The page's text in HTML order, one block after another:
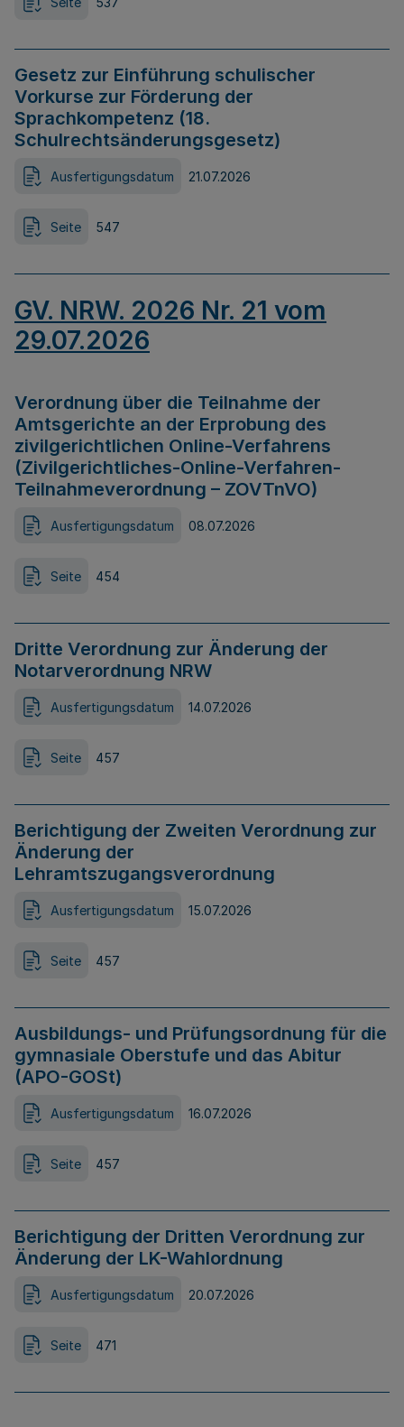
Gesetz zur Einführung schulischer
Vorkurse zur Förderung der
Sprachkompetenz (18.
Schulrechtsänderungsgesetz)
Ausfertigungsdatum 21.07.2026
Seite 547
GV. NRW. 2026 Nr. 21 vom
29.07.2026
Verordnung über die Teilnahme der
Amtsgerichte an der Erprobung des
zivilgerichtlichen Online-Verfahrens
(Zivilgerichtliches-Online-Verfahren-
Teilnahmeverordnung – ZOVTnVO)
Ausfertigungsdatum 08.07.2026
Seite 454
Dritte Verordnung zur Änderung der
Notarverordnung NRW
Ausfertigungsdatum 14.07.2026
Seite 457
Berichtigung der Zweiten Verordnung zur
Änderung der
Lehramtszugangsverordnung
Ausfertigungsdatum 15.07.2026
Seite 457
Ausbildungs- und Prüfungsordnung für die
gymnasiale Oberstufe und das Abitur
(APO-GOSt)
Ausfertigungsdatum 16.07.2026
Seite 457
Berichtigung der Dritten Verordnung zur
Änderung der LK-Wahlordnung
Ausfertigungsdatum 20.07.2026
Seite 471